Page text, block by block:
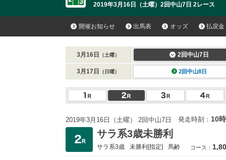
2019年3月16日（土曜）2回中山7日 2レース
開催お知らせ 出馬表 オッズ 払戻金
3月16日 （土曜） 2回中山7日
3月17日 （日曜） 2回中山8日
2019年3月16日（土曜） 2回中山7日 発走時刻： 10
サラ系3歳未勝利
サラ系3歳 未勝利[指定] 馬齢 コース：